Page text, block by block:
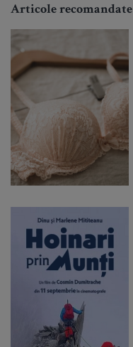
Articole recomandate